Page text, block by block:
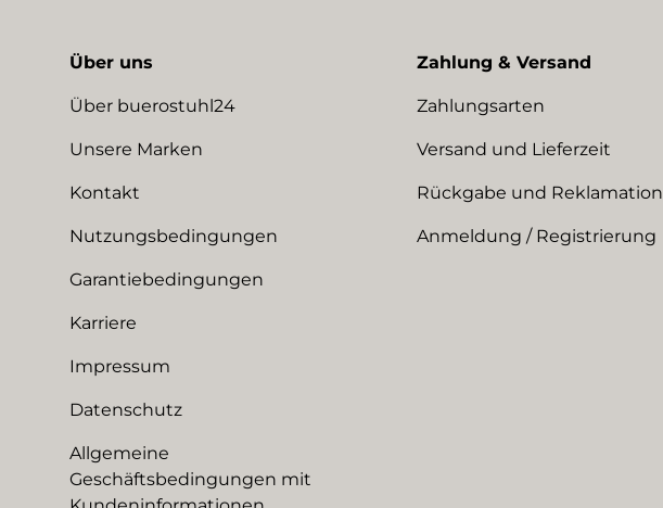
Über uns
Über buerostuhl24
Unsere Marken
Kontakt
Nutzungsbedingungen
Garantiebedingungen
Karriere
Impressum
Datenschutz
Allgemeine
Geschäftsbedingungen mit
Zahlung & Versand
Zahlungsarten
Versand und Lieferzeit
Rückgabe und Reklamation
Anmeldung / Registrierung